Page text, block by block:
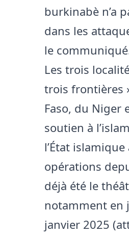
burkinabè n’a
dans les
le
Les trois
trois frontières
Faso, du Niger
soutien à
l’État
opérations
déjà été le
notamment en
janvier 2025